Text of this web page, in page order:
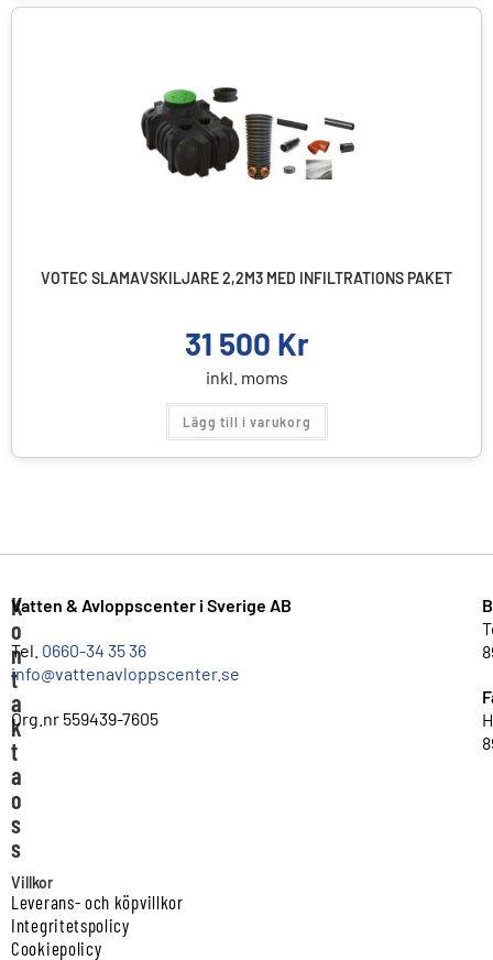
VOTEC SLAMAVSKILJARE 2,2M3 MED INFILTRATIONS PAKET
31 500 Kr
inkl. moms
Lägg till i varukorg
K
o
n
t
a
k
t
a
o
s
s
Vatten & Avloppscenter i Sverige AB
Tel. 0660-34 35 36
info@vattenavloppscenter.se
Org.nr 559439-7605
Villkor
Leverans- och köpvillkor
Integritetspolicy
Cookiepolicy